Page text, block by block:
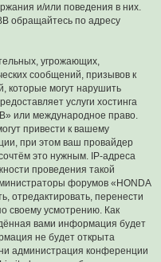
и/или поведения в них.
обращайтесь по адресу
угрожающих,
сообщений, призывов к
которые могут нарушить
услуги хостинга
или международное право.
привести к вашему
при этом ваш провайдер
это нужным. IP-адреса
проведения такой
форумов «HONDA
отредактировать, перенести
своему усмотрению. Как
вами информация будет
не будет открыта
администрация конференции